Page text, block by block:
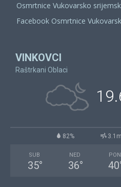
Osmrtnice Vukovarsko
Facebook Osmrtnice
VINKOVCI
Raštrkani Oblaci
82%
SUB
35°
NED
36°
PON
40